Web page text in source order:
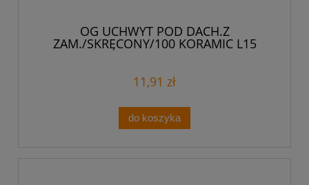
OG UCHWYT POD DACH.Z
ZAM./SKRĘCONY/100 KORAMIC L15
11.5.1 OG KORAMI L15 91108302
11,91 zł
do koszyka